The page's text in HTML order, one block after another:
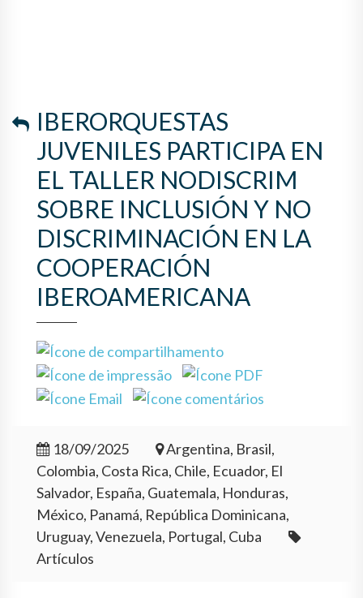
COOPERACIÓN
IBEROAMERICANA
IBERORQUESTAS
JUVENILES PARTICIPA EN
EL TALLER NODISCRIM
SOBRE INCLUSIÓN Y NO
DISCRIMINACIÓN EN LA
COOPERACIÓN
IBEROAMERICANA
18/09/2025
Argentina, Brasil,
Colombia, Costa Rica, Chile, Ecuador, El
Salvador, España, Guatemala, Honduras,
México, Panamá, República Dominicana,
Uruguay, Venezuela, Portugal, Cuba
Artículos